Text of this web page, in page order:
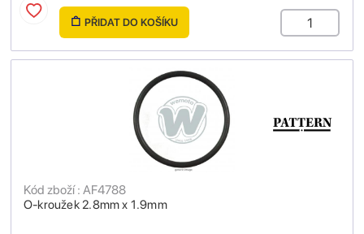
PŘIDAT DO KOŠÍKU
O-kroužek 2.8mm x 1.9mm
Kód zboží : AF4788